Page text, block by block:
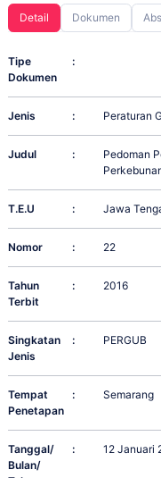
Detail Dokumen
Tipe
Dokumen
:
Jenis : Peraturan
Judul :
Pedoman
T.E.U : Jawa
Nomor : 22
Tahun
Terbit
: 2016
Singkatan
Jenis
: PERGUB
Tempat
Penetapan
: Semarang
Tanggal/
Bulan/
: 12 Januari